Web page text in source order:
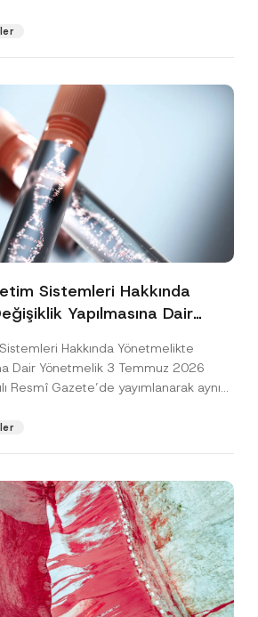
Sistemleri Hakkında
Yapılmasına Dair
Hakkında Yönetmelikte
Dair Yönetmelik 3 Temmuz 2026
Resmî Gazete’de yayımlanarak aynı